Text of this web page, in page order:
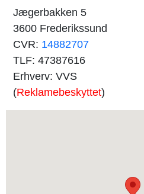
Jægerbakken 5
3600 Frederikssund
CVR: 14882707
TLF: 47387616
Erhverv: VVS
(Reklamebeskyttet)